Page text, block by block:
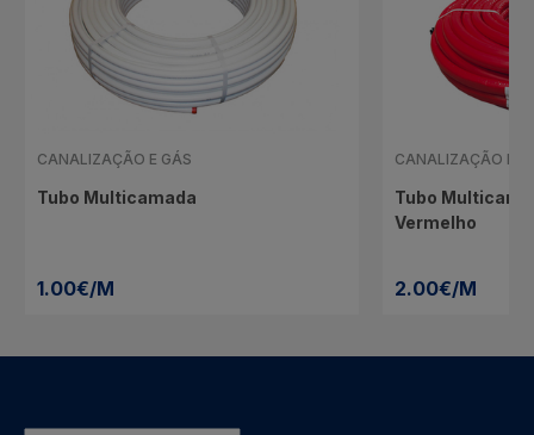
CANALIZAÇÃO E GÁS
Tubo Multicamada
1.00€/M
CANALIZAÇÃO E
Tubo
Vermelho
2.00€/M